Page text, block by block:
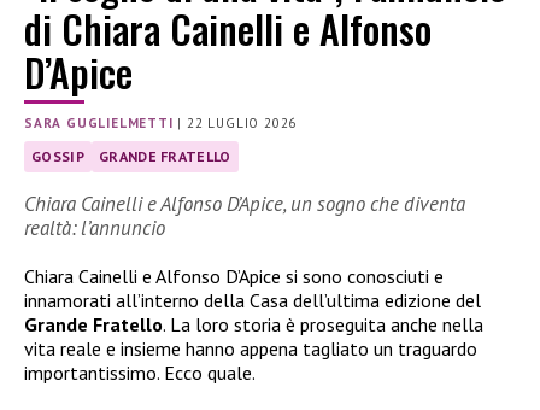
di Chiara Cainelli e Alfonso
D’Apice
SARA GUGLIELMETTI | 22 LUGLIO 2026
GOSSIP GRANDE FRATELLO
Chiara Cainelli e Alfonso D’Apice, un sogno che diventa
realtà: l’annuncio
Chiara Cainelli e Alfonso D’Apice si sono conosciuti e
innamorati all’interno della Casa dell’ultima edizione del
Grande Fratello. La loro storia è proseguita anche nella
vita reale e insieme hanno appena tagliato un traguardo
importantissimo. Ecco quale.